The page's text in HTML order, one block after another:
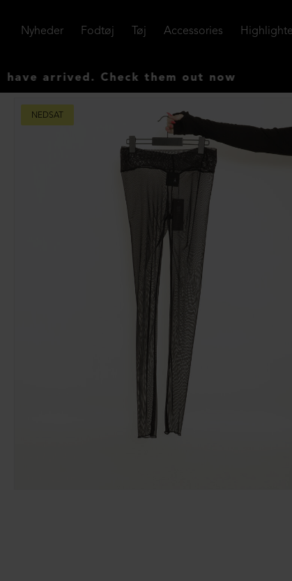
Nyheder Fodtøj Tøj Accessories
arrived. Check them out now
NEDSAT